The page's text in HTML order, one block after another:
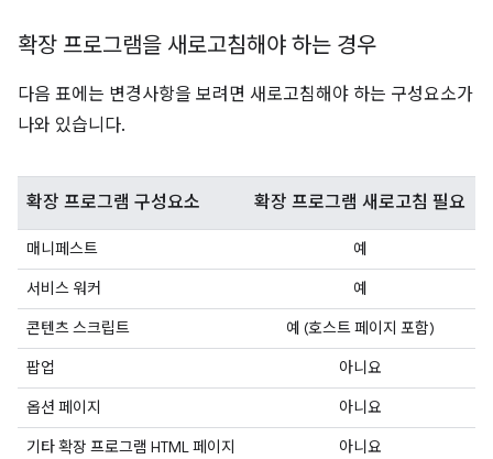
확장 프로그램을 새로고침해야 하는 경우
다음 표에는 변경사항을 보려면 새로고침해야 하는 구성요소가
나와 있습니다.
확장 프로그램 구성요소 확장 프로그램 새로고침 필요
매니페스트
예
서비스 워커
예
콘텐츠 스크립트
예 (호스트 페이지 포함)
팝업
아니요
옵션 페이지
아니요
기타 확장 프로그램 HTML 페이지
아니요